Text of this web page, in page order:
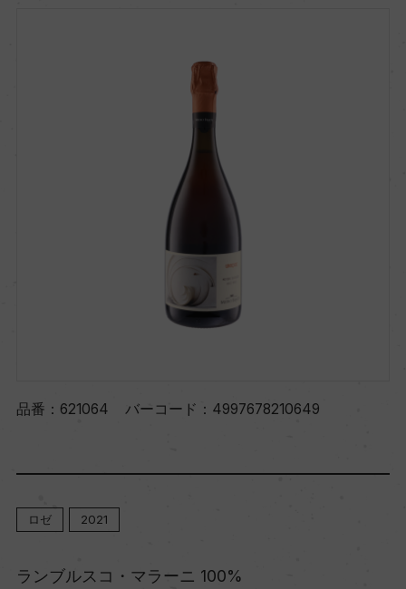
品番： 621064 バーコード： 4997678210649
ロゼ 2021
ランブルスコ・マラーニ 100%